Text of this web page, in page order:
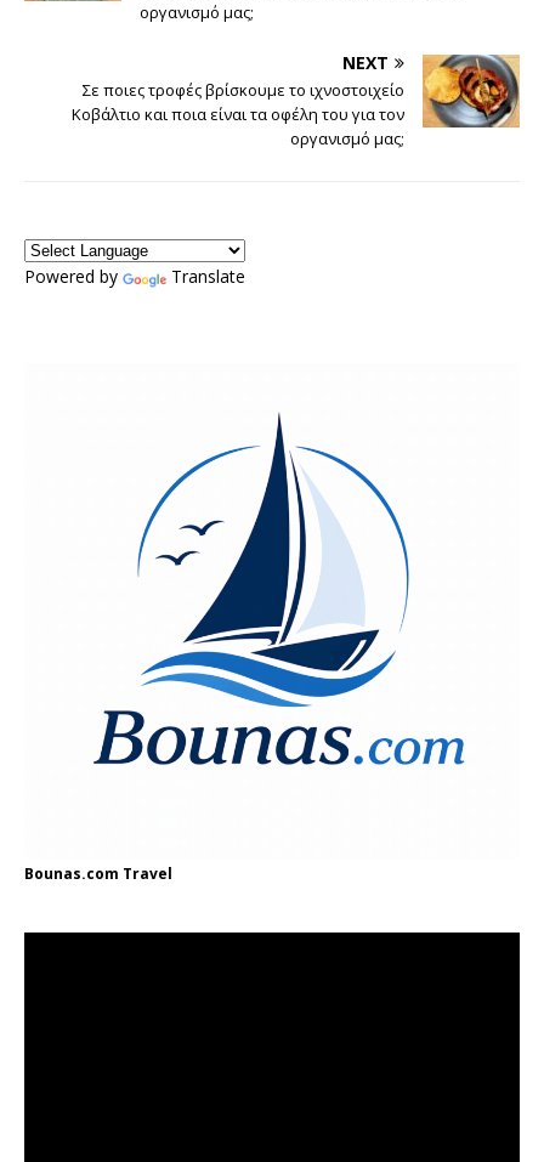
οργανισμό μας;
NEXT
Σε ποιες τροφές βρίσκουμε το ιχνοστοιχείο
Κοβάλτιο και ποια είναι τα οφέλη του για τον
οργανισμό μας;
Powered by Translate
Bounas.com Travel